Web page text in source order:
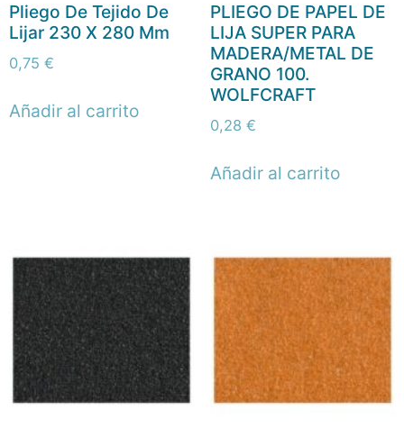
Pliego De Tejido De
Lijar 230 X 280 Mm
0,75 €
Añadir al carrito
PLIEGO DE PAPEL DE
LIJA SUPER PARA
MADERA/METAL DE
GRANO 100.
WOLFCRAFT
0,28 €
Añadir al carrito